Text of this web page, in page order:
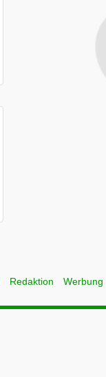
Redaktion Werbung